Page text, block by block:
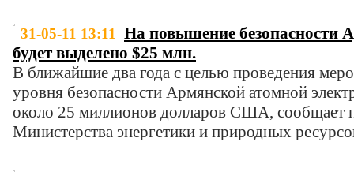
31-05-11 13:11
На повышение безопасности
будет выделено $25 млн.
В ближайшие два года с целью проведения
уровня безопасности Армянской атомной
около 25 миллионов долларов США, сообщает
Министерства энергетики и природных